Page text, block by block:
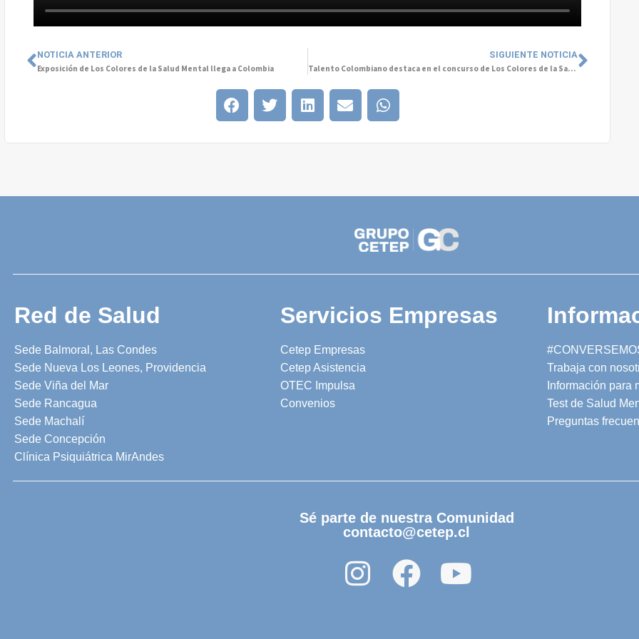
NOTICIA ANTERIOR
Exposición de Los Colores de la Salud Mental llega a Colombia
SIGUIENTE NOTICIA
Talento Colombiano destaca en el concurso de Los Colores de la Salud Mental
Red de Salud
Sede Balmoral, Las Condes
Sede Nueva Los Leones, Providencia
Sede Viña del Mar
Sede Rancagua
Sede Machalí
Sede Concepción
Clínica Psiquiátrica MirAndes
Servicios Empresas
Cetep Empresas
Cetep Asistencia
OTEC Impulsa
Convenios
Trabaja con
Información para
Test de Salud
Preguntas
Sé parte de nuestra Comunidad
contacto@cetep.cl